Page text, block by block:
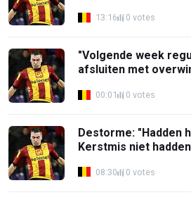
13:16 0 votes
"Volgende week
afsluiten met
00:01 0 votes
Destorme: "Hadden
Kerstmis niet
08:30 0 votes